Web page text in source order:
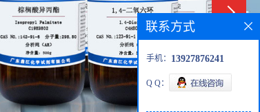
联系方式
手机： 13927876241
Q Q：